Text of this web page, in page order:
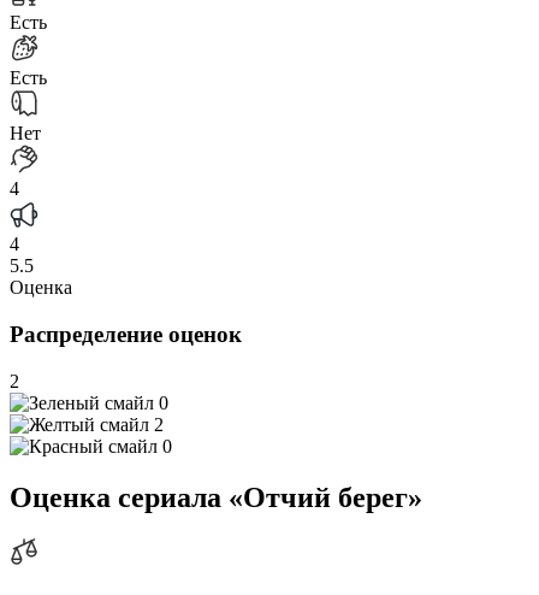
Есть
Есть
Нет
4
4
5.5
Оценка
Распределение оценок
2
0
2
0
Оценка сериала «Отчий берег»